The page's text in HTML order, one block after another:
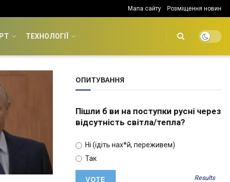
Мапа сайту Розміщення новин
ТЕХНОЛОГІЇ
ОПИТУВАННЯ
Пішли б ви на поступки русні через
відсутність світла/тепла?
Ні (ідіть нах*й, переживем)
Так
Results